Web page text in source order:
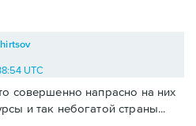
UTC
совершенно напрасно на них
и так небогатой страны...